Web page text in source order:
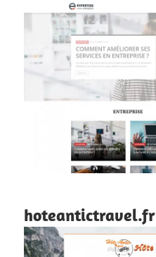
hoteantictravel.fr